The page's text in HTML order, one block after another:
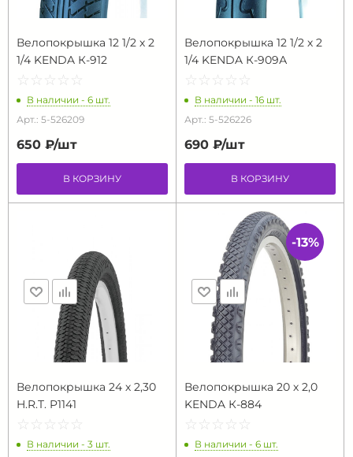
Велопокрышка 12 1/2 х 2
1/4 KENDA К-912
☆ ☆ ☆ ☆ ☆
★ ★ ★ ★ ★
В наличии - 6 шт.
Арт.: 5-526209
650 ₽/шт
В КОРЗИНУ
Велопокрышка 12 1/2 х 2
1/4 KENDA К-909А
☆ ☆ ☆ ☆ ☆
★ ★ ★ ★ ★
В наличии - 16 шт.
Арт.: 5-526226
690 ₽/шт
В КОРЗИНУ
Велопокрышка 24 х 2,30
H.R.T. P1141
☆ ☆ ☆ ☆ ☆
★ ★ ★ ★ ★
В наличии - 3 шт.
Велопокрышка 20 х 2,0
KENDA К-884
☆ ☆ ☆ ☆ ☆
★ ★ ★ ★ ★
В наличии - 6 шт.
-13%